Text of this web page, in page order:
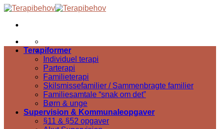
Skip
content
Terapiformer
Individuel terapi
Parterapi
Familieterapi
Skilsmissefamilier / Sammenbragte familier
Familiesamtale “snak om det”
Børn & unge
Supervision & Kommunaleopgaver
§11 & §52 opgaver